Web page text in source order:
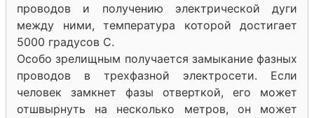
проводов и получению электрической дуги
между ними, температура которой достигает
5000 градусов С.
Особо зрелищным получается замыкание фазных
проводов в трехфазной электросети. Если
человек замкнет фазы отверткой, его может
отшвырнуть на несколько метров, он может